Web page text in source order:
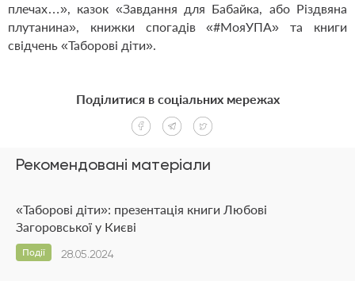
плечах…», казок «Завдання для Бабайка, або Різдвяна
плутанина», книжки спогадів «#МояУПА» та книги
свідчень «Таборові діти».
Рекомендовані матеріали
«Таборові діти»: презентація книги Любові
Загоровської у Києві
28.05.2024
Події
Поділитися в соціальних мережах